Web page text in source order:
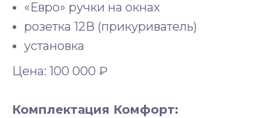
«Евро» ручки на окнах
розетка 12В (прикуриватель)
установка
Цена: 100 000 ₽
Комплектация Комфорт: